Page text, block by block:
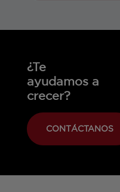
¿Te
ayudamos a
crecer?
CONTÁCTANOS